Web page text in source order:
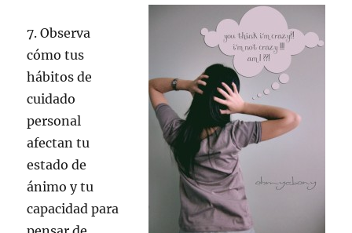
7. Observa
cómo tus
hábitos de
cuidado
personal
afectan tu
estado de
ánimo y tu
capacidad para